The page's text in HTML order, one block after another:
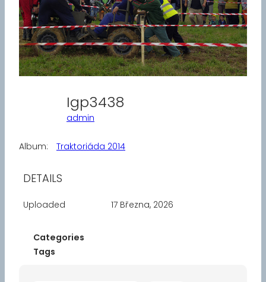
Igp3438
admin
Album: Traktoriáda 2014
DETAILS
Uploaded 17 Března, 2026
Categories
Tags